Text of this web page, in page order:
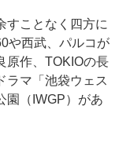
すことなく四方に
や西武、パルコが
原作、TOKIOの長
ラマ「池袋ウェス
園（IWGP）があ